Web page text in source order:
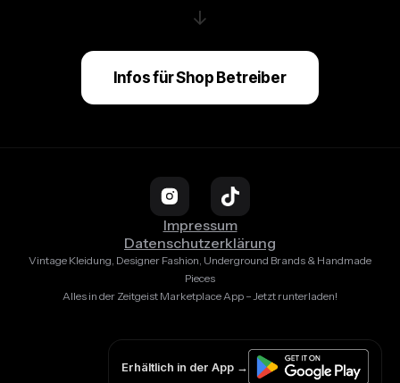
↓
Infos für Shop Betreiber
Impressum
Datenschutzerklärung
Vintage Kleidung, Designer Fashion, Underground Brands & Handmade
Pieces
Alles in der Zeitgeist Marketplace App – Jetzt runterladen!
Erhältlich in der App →